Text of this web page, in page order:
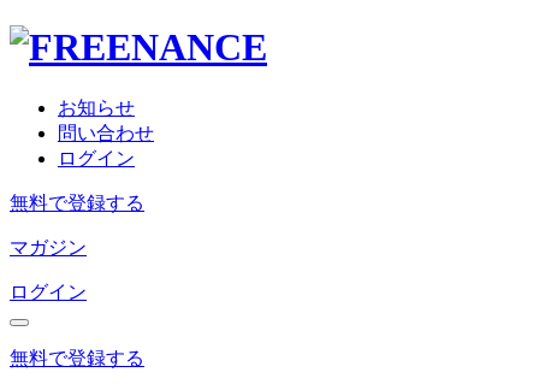
お知らせ
問い合わせ
ログイン
無料で登録する
マガジン
ログイン
無料で登録する